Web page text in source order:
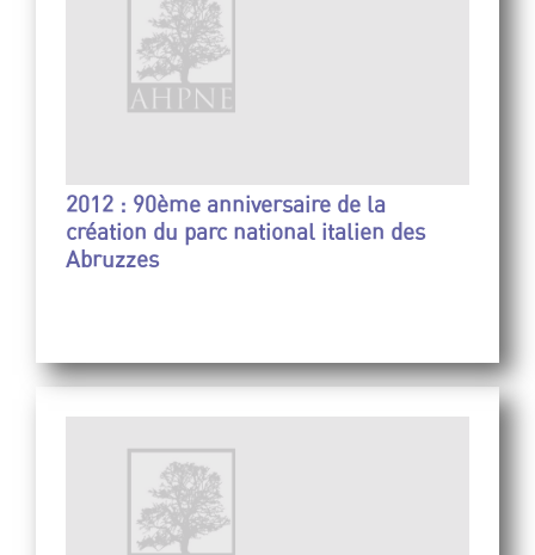
2012 : 90ème anniversaire de la
création du parc national italien des
Abruzzes